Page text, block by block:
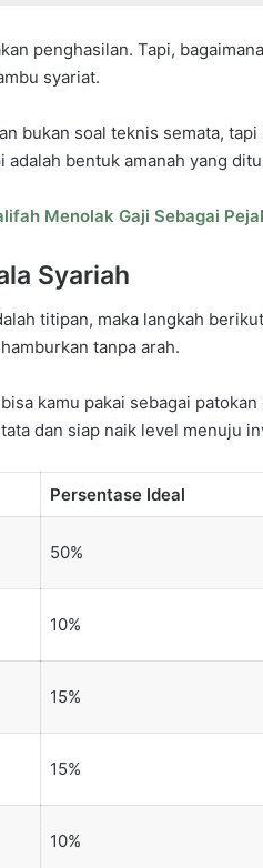
penghasilan. Tapi,
syariat.
bukan soal teknis semata,
bentuk amanah yang
Menolak Gaji Sebagai
Syariah
titipan, maka langkah
tanpa arah.
kamu pakai sebagai
dan siap naik level menuju
Persentase Ideal
50%
10%
15%
15%
10%